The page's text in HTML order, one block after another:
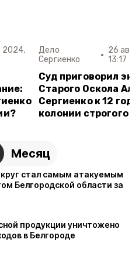
2024,
Дело
Сергиенко
26
13:17
Суд приговорил
Старого Оскола
Сергиенко к 12
колонии строгого
Месяц
стал самым атакуемым
Белгородской области за
продукции уничтожено
в Белгороде